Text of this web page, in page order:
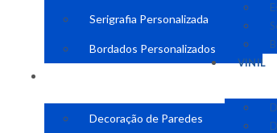
Serigrafia Personalizada
Bordados Personalizados
Decoração de Paredes
VINIL